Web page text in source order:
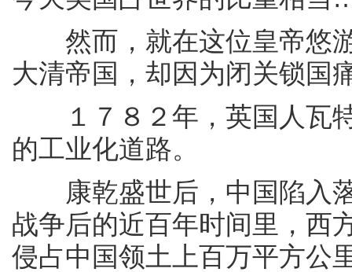
然而，就在这位皇帝悠游
大清帝国，却因为闭关锁国
１７８２年，英国人瓦特
的工业化道路。
康乾盛世后，中国陷入落
战争后的近百年时间里，西
侵占中国领土上百万平方公